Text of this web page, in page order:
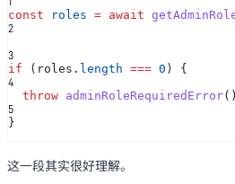
const roles = await
2
3
if (roles. length === 0 ) {
4
throw adminRoleRequiredError()
5
}
这一段其实很好理解。